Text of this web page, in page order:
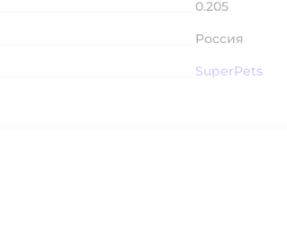
0.205
Россия
SuperPets